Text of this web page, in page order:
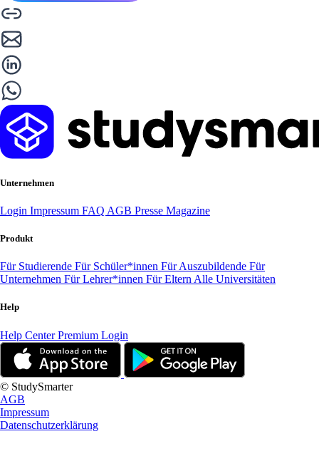
Unternehmen
Login Impressum FAQ AGB Presse Magazine
Produkt
Für Studierende Für Schüler*innen Für Auszubildende Für
Unternehmen Für Lehrer*innen Für Eltern Alle Universitäten
Help
Help CenterPremium Login
© StudySmarter
AGB
Impressum
Datenschutzerklärung